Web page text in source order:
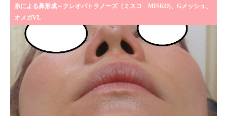
糸による鼻形成～クレオパトラノーズ（ミスコ MISKO)、Gメッシュ、
オメガVL